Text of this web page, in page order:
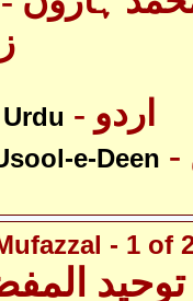
Urdu - اردو
e-Deen
- 1 of
توحید المفضل